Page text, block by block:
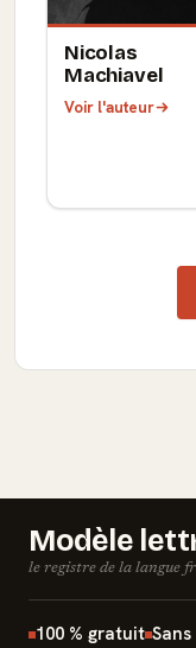
Nicolas
Machiavel
Voir l'auteur
Modèle
le registre de la langue
100 % gratuit